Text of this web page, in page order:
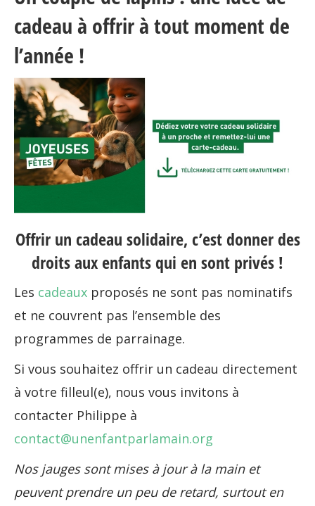
cadeau à offrir à tout moment de
l’année !
Offrir un cadeau solidaire, c’est donner des
droits aux enfants qui en sont privés !
Les cadeaux proposés ne sont pas nominatifs
et ne couvrent pas l’ensemble des
programmes de parrainage.
Si vous souhaitez offrir un cadeau directement
à votre filleul(e), nous vous invitons à
contacter Philippe à
contact@unenfantparlamain.org
Nos jauges sont mises à jour à la main et
peuvent prendre un peu de retard, surtout en